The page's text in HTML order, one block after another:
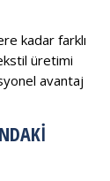
kadar farklı
üretimi
avantaj